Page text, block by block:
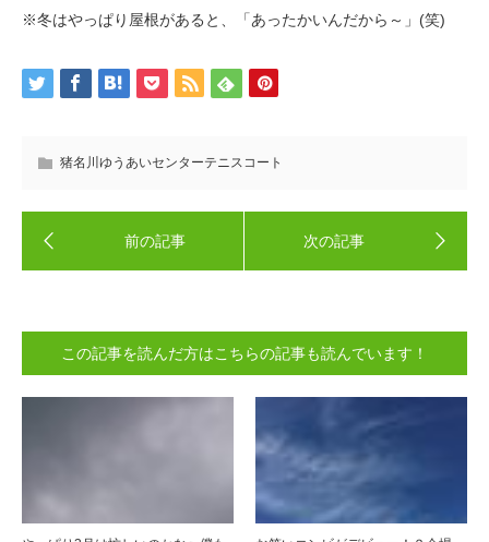
※冬はやっぱり屋根があると、「あったかいんだから～」(笑)
猪名川ゆうあいセンターテニスコート
この記事を読んだ方はこちらの記事も読んでいます！